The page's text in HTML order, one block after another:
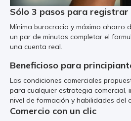
Sólo 3 pasos para registrar
Mínima burocracia y máximo ahorro
un par de minutos completar el
una cuenta real.
Beneficioso para
Las condiciones comerciales
para cualquier estrategia comercial,
nivel de formación y habilidades del
Comercio con un clic